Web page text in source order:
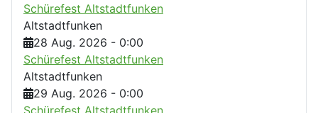
Schürefest Altstadtfunken
Altstadtfunken
28 Aug. 2026 - 0:00
Schürefest Altstadtfunken
Altstadtfunken
29 Aug. 2026 - 0:00